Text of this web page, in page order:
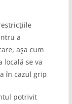
a
aşa cum
locală se va
în cazul grip
potrivit